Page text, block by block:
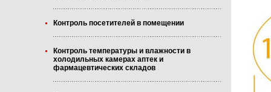
Контроль посетителей в помещении
Контроль температуры и влажности в
холодильных камерах аптек и
фармацевтических складов